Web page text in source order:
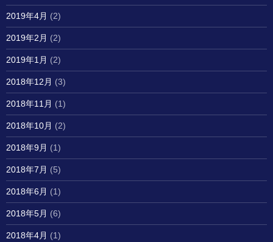
2019年4月 (2)
2019年2月 (2)
2019年1月 (2)
2018年12月 (3)
2018年11月 (1)
2018年10月 (2)
2018年9月 (1)
2018年7月 (5)
2018年6月 (1)
2018年5月 (6)
2018年4月 (1)